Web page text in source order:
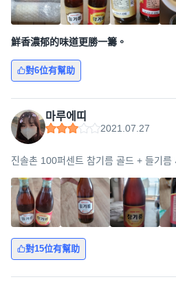
鮮香濃郁的味道更勝一籌。
對6位有幫助
마루에띠
2021.07.27
진솔촌 100퍼센트 참기름 골드 + 들기
對15位有幫助